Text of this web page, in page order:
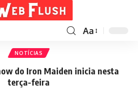
Aa
NOTÍCIAS
do Iron Maiden inicia nesta
terça-feira